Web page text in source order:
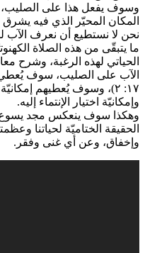
وسوف يفعل هذا على الصليب،
المكان المحيّر الذي فيه
نحن لا نستطيع أن نعرف الآب
ما يتبقّى من هذه الصلاة
الحياتي لهذه الرغبة، وشرح
الآب على الصليب، سوف يُعطي
١٧: ٢)، وسوف يُعطيهم
وإمكانيّة اختيار الإنتماء إليه.
وهكذا سوف ينعكس مجد يسوع
الحقيقة الختاميّة لحياتنا
وإخفاق، وعن أي غنى وفقر.